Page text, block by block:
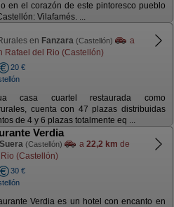
en el corazón de este pintoresco pueblo
Vilafamés. ...
en Fanzara (Castellón)
a
Rafael del Rio (Castellón)
20 €
casa cuartel restaurada como
cuenta con 47 plazas distribuidas
de 4 y 6 plazas totalmente eq ...
Verdia
Suera (Castellón) a 22,2 km de
(Castellón)
30 €
Verdia es un hotel con encanto en